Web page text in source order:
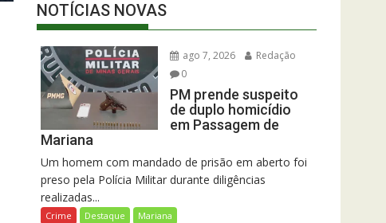
NOTÍCIAS NOVAS
ago 7, 2026
Redação
0
PM prende suspeito
de duplo homicídio
em Passagem de
Mariana
Um homem com mandado de prisão em aberto foi
preso pela Polícia Militar durante diligências
realizadas...
Crime Destaque Mariana